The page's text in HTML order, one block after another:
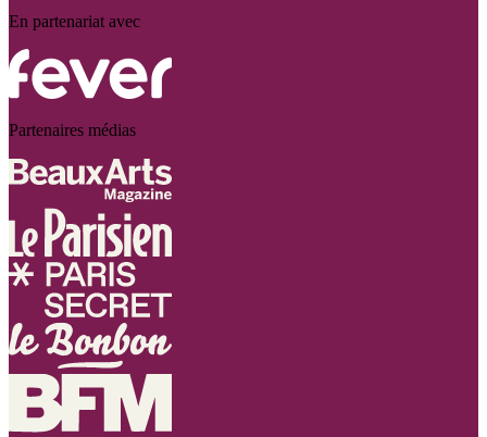
En partenariat avec
Partenaires médias